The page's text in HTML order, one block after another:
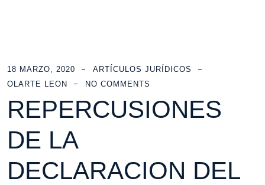
18 MARZO, 2020
ARTÍCULOS JURÍDICOS
OLARTE LEON
NO COMMENTS
REPERCUSIONES
DE LA
DECLARACION DEL